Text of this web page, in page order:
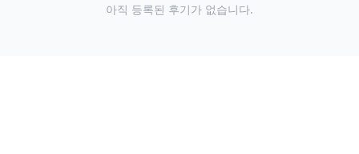
아직 등록된 후기가 없습니다.